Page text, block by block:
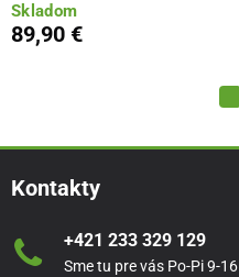
Skladom
89,90 €
Kontakty
+421 233 329 129
Sme tu pre vás Po-Pi 9-16